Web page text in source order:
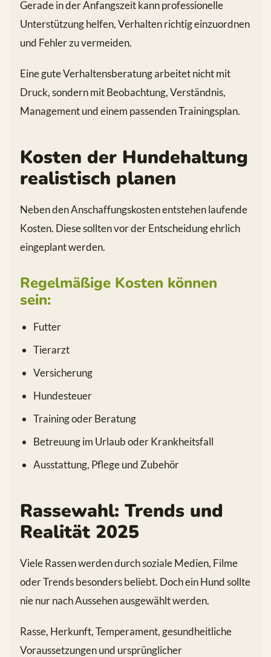
Gerade in der Anfangszeit kann professionelle
Unterstützung helfen, Verhalten richtig einzuordnen
und Fehler zu vermeiden.
Eine gute Verhaltensberatung arbeitet nicht mit
Druck, sondern mit Beobachtung, Verständnis,
Management und einem passenden Trainingsplan.
Kosten der Hundehaltung
realistisch planen
Neben den Anschaffungskosten entstehen laufende
Kosten. Diese sollten vor der Entscheidung ehrlich
eingeplant werden.
Regelmäßige Kosten können
sein:
Futter
Tierarzt
Versicherung
Hundesteuer
Training oder Beratung
Betreuung im Urlaub oder Krankheitsfall
Ausstattung, Pflege und Zubehör
Rassewahl: Trends und
Realität 2025
Viele Rassen werden durch soziale Medien, Filme
oder Trends besonders beliebt. Doch ein Hund sollte
nie nur nach Aussehen ausgewählt werden.
Rasse, Herkunft, Temperament, gesundheitliche
Voraussetzungen und ursprünglicher